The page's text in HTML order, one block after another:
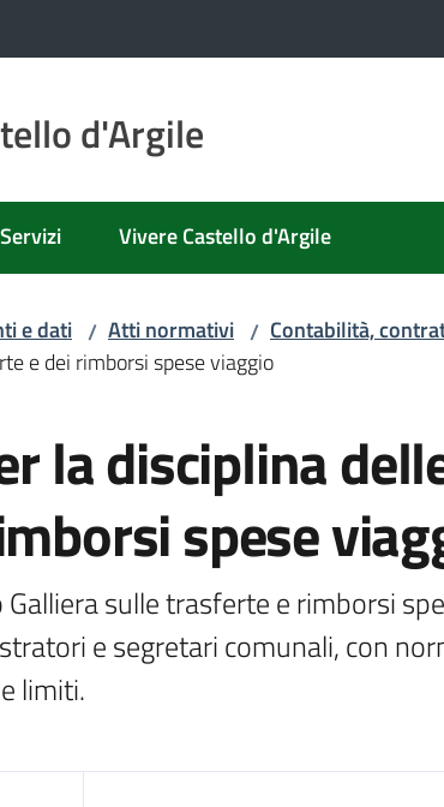
d'Argile
Servizi Vivere Castello d'Argile
e dati / Atti normativi / Contabilità,
e dei rimborsi spese viaggio
la disciplina
spese
sulle trasferte e rimborsi
e segretari comunali, con
limiti.